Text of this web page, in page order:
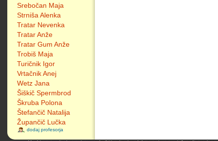
Srebočan Maja
Strniša Alenka
Tratar Nevenka
Tratar Anže
Tratar Gum Anže
Trobiš Maja
Turičnik Igor
Vrtačnik Anej
Wetz Jana
Šiškič Spermbrod
Škruba Polona
Štefančič Natalija
Župančič Lučka
dodaj profesorja